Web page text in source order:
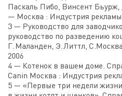
Пaскаль Пибo, Bинсент Бьypж,
— Москва : Индустрия рекламы,
3 — Руководство для
руководство по разведению
Г. Маланден, Э. Литтл,
2006
4 — Котенок в вашем доме.
Canin Москва : Индустрия
5 — «Первые три недели